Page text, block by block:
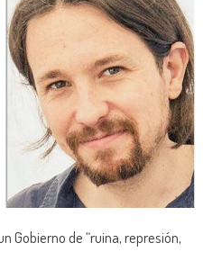
Gobierno de “ruina, represión,